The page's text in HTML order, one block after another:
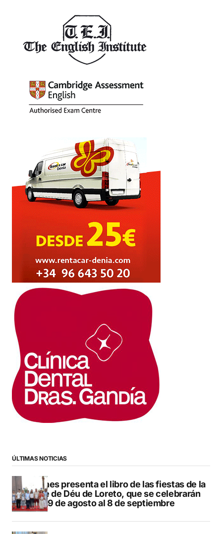
ÚLTIMAS NOTICIAS
Duanes presenta el libro de las fiestas de la
Mare de Déu de Loreto, que se celebrarán
del 29 de agosto al 8 de septiembre